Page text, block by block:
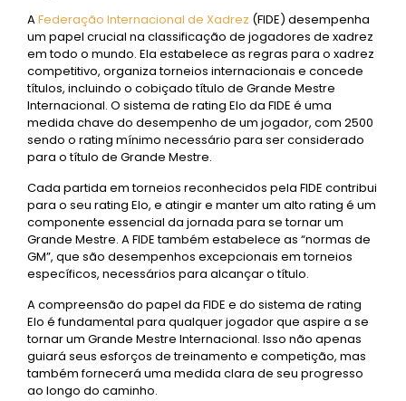
AFederação Internacional de Xadrez (FIDE) desempenha
um papel crucial na classificação de jogadores de xadrez
em todo o mundo. Ela estabelece as regras para o xadrez
competitivo, organiza torneios internacionais e concede
títulos, incluindo o cobiçado título de Grande Mestre
Internacional. O sistema de rating Elo da FIDE é uma
medida chave do desempenho de um jogador, com 2500
sendo o rating mínimo necessário para ser considerado
para o título de Grande Mestre.
Cada partida em torneios reconhecidos pela FIDE contribui
para o seu rating Elo, e atingir e manter um alto rating é um
componente essencial da jornada para se tornar um
Grande Mestre. A FIDE também estabelece as “normas de
GM”, que são desempenhos excepcionais em torneios
específicos, necessários para alcançar o título.
A compreensão do papel da FIDE e do sistema de rating
Elo é fundamental para qualquer jogador que aspire a se
tornar um Grande Mestre Internacional. Isso não apenas
guiará seus esforços de treinamento e competição, mas
também fornecerá uma medida clara de seu progresso
ao longo do caminho.